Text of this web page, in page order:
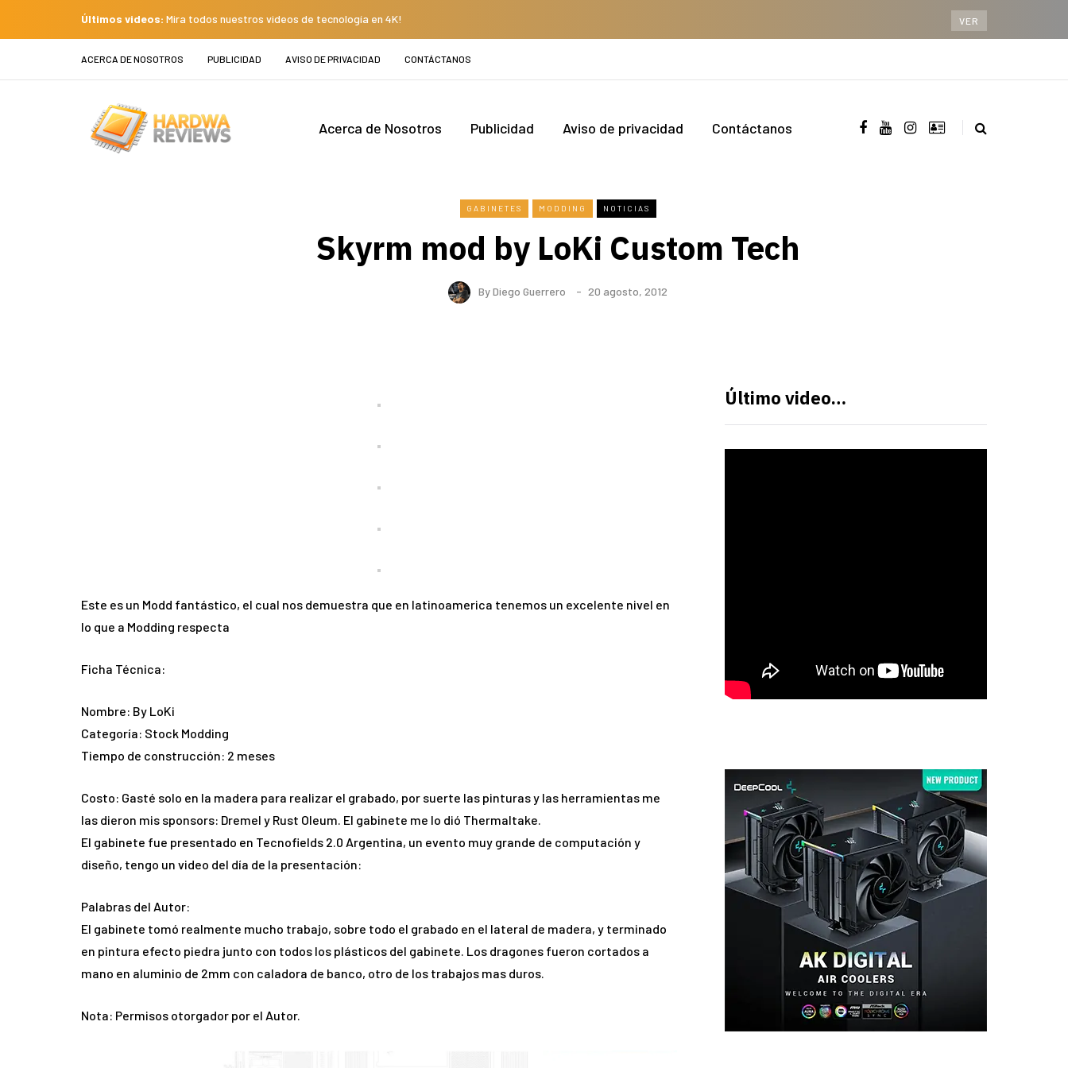
Últimos videos: Mira todos nuestros videos de tecnología en 4K! VER
ACERCA DE NOSOTROS PUBLICIDAD AVISO DE PRIVACIDAD CONTÁCTANOS
Acerca de Nosotros Publicidad Aviso de privacidad Contáctanos
GABINETES MODDING NOTICIAS
Skyrm mod by LoKi Custom Tech
ByDiego Guerrero 20 agosto, 2012
Este es un Modd fantástico, el cual nos demuestra que en latinoamerica tenemos un excelente nivel en
lo que a Modding respecta
Ficha Técnica:
Nombre: By LoKi
Categoría: Stock Modding
Tiempo de construcción: 2 meses
Costo: Gasté solo en la madera para realizar el grabado, por suerte las pinturas y las herramientas me
las dieron mis sponsors: Dremel y Rust Oleum. El gabinete me lo dió Thermaltake.
El gabinete fue presentado en Tecnofields 2.0 Argentina, un evento muy grande de computación y
diseño, tengo un video del día de la presentación:
Palabras del Autor:
El gabinete tomó realmente mucho trabajo, sobre todo el grabado en el lateral de madera, y terminado
en pintura efecto piedra junto con todos los plásticos del gabinete. Los dragones fueron cortados a
mano en aluminio de 2mm con caladora de banco, otro de los trabajos mas duros.
Nota: Permisos otorgador por el Autor.
Último video…